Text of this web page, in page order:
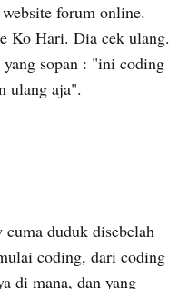
forum online.
Ko Hari. Dia cek ulang.
sopan : "ini coding
ulang aja".
duduk disebelah
coding, dari coding
di mana, dan yang